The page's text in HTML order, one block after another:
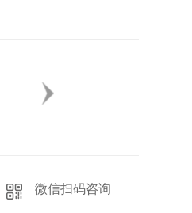
微信扫码咨询